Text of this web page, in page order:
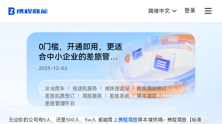
简体中文 登录
0门槛，开通即用，更适
合中小企业的差旅管理
服务！
2025-12-02
企业用车 接送机服务 高铁接送站 差旅酒店预订
差旅机票预订 ｜ 商旅服务 ｜ 差旅系统 ｜ 降本增效 ｜
差旅管理平台
无论你的公司有5人、还是500人、5w人 都能用上携程商旅降本增效哦~ 携程商旅【标准